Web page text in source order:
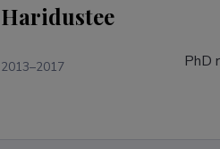
Haridustee
2013–2017 PhD